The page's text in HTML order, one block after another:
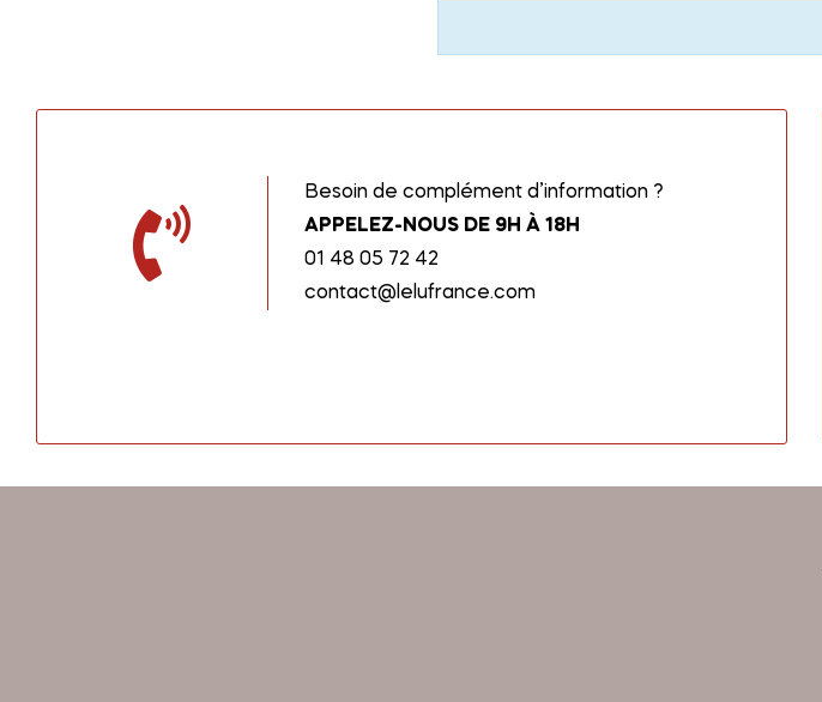
Besoin de complément d’information ?
APPELEZ-NOUS DE 9H À 18H
01 48 05 72 42
contact@lelufrance.com